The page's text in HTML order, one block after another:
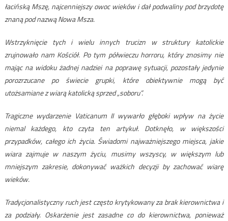
łacińską Mszę, najcenniejszy owoc wieków i dał podwaliny pod brzydotę
znaną pod nazwą Nowa Msza.
Wstrzyknięcie tych i wielu innych trucizn w struktury katolickie
zrujnowało nam Kościół. Po tym półwieczu horroru, który znosimy nie
mając na widoku żadnej nadziei na poprawę sytuacji, pozostały jedynie
porozrzucane po świecie grupki, które obiektywnie mogą być
utożsamiane z wiarą katolicką sprzed „soboru”.
Tragiczne wydarzenie Vaticanum II wywarło głęboki wpływ na życie
niemal każdego, kto czyta ten artykuł. Dotknęło, w większości
przypadków, całego ich życia. Świadomi najważniejszego miejsca, jakie
wiara zajmuje w naszym życiu, musimy wszyscy, w większym lub
mniejszym zakresie, dokonywać ważkich decyzji by zachować wiarę
wieków.
Tradycjonalistyczny ruch jest często krytykowany za brak kierownictwa i
za podziały. Oskarżenie jest zasadne co do kierownictwa, ponieważ